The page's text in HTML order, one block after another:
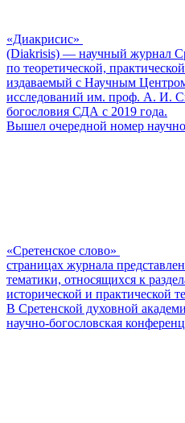
«Диакрисис»
(Diakrisis) — научный журнал
по теоретической,
издаваемый с Научным
исследований им. проф. А. И.
богословия СДА с 2019 года.
Вышел очередной номер
«Сретенское слово»
страницах журнала
тематики, относящихся к
исторической и практической
В Сретенской духовной
научно-богословская